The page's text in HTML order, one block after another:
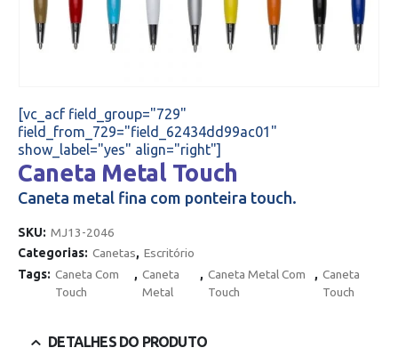
[vc_acf field_group="729"
field_from_729="field_62434dd99ac01"
show_label="yes" align="right"]
Caneta Metal Touch
Caneta metal fina com ponteira touch.
SKU: MJ13-2046
Categorias: Canetas, Escritório
Tags: Caneta Com
Touch
, Caneta
Metal
, Caneta Metal Com
Touch
, Caneta
Touch
DETALHES DO PRODUTO